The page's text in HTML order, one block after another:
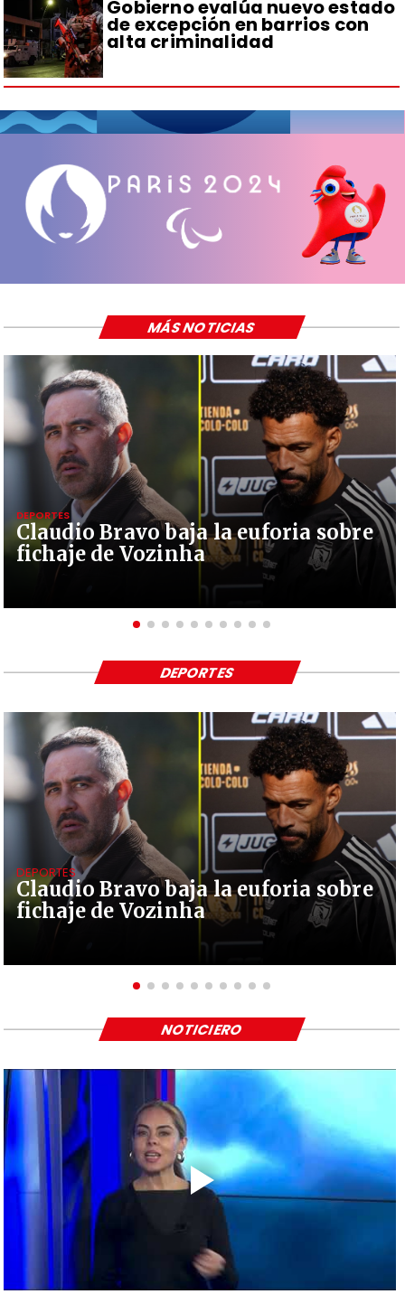
Gobierno evalúa nuevo estado
de excepción en barrios con
alta criminalidad
Claudio Bravo baja la euforia sobre
fichaje de Vozinha
DEPORTES
MÁS NOTICIAS
Claudio Bravo baja la euforia sobre
fichaje de Vozinha
DEPORTES
DEPORTES
NOTICIERO